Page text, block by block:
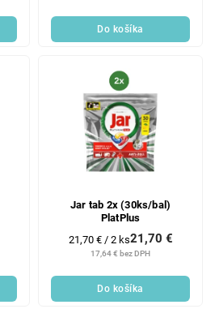
Do košíka
Jar tab 2x (30ks/bal)
PlatPlus
17,64 € bez DPH
21,70 €
Jednotková
cena:
21,70 € / 2 ks
Do košíka